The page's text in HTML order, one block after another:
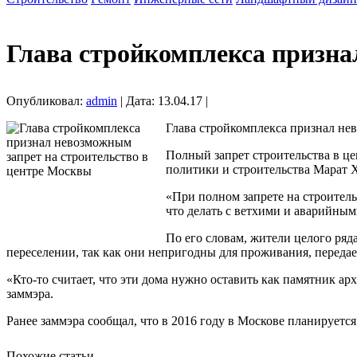
Глава стройкомплекса
Опубликовал: admin | Дата: 13.04.17 |
Глава стройкомплекса признал
Полный запрет строительства в
политики и строительства Марат
«При полном запрете на
что делать с ветхими и
По его словам, жители целого
переселении, так как они непригодны для проживания,
«Кто-то считает, что эти дома нужно оставить как памятник
заммэра.
Ранее заммэра сообщал, что в 2016 году в Москове